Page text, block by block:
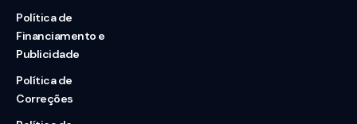
Política de
Financiamento e
Publicidade
Política de
Correções